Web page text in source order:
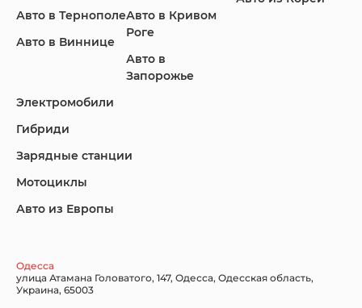
Land Rover
Lincoln
Авто в Тернополе
Авто в Виннице
Авто в Кривом
Роге
Авто в
Запорожье
Электромобили
Гибриди
Зарядные станции
Мотоциклы
Авто из Европы
Одесса
улица Атамана Головатого, 147, Одесса, Одесская область,
Украина, 65003